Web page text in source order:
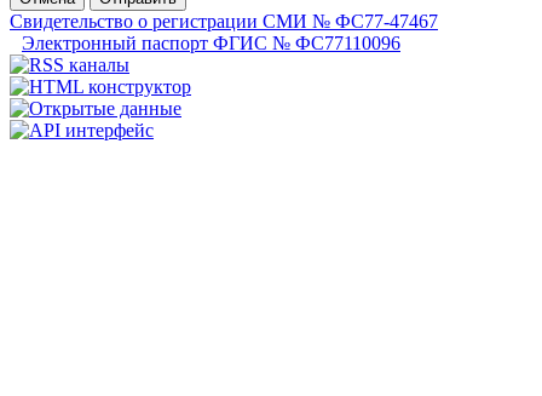
Свидетельство о регистрации СМИ № ФС77-47467
Электронный паспорт ФГИС № ФС77110096